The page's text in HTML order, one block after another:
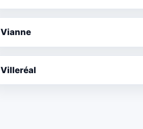
Vianne
Villeréal